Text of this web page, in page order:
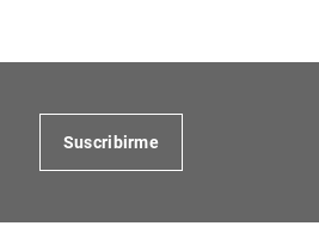
Suscribirme